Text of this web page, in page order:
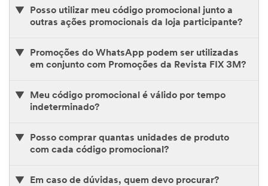
Posso utilizar meu código promocional junto a
outras ações promocionais da loja participante?
Promoções do WhatsApp podem ser utilizadas
em conjunto com Promoções da Revista FIX 3M?
Meu código promocional é válido por tempo
indeterminado?
Posso comprar quantas unidades de produto
com cada código promocional?
Em caso de dúvidas, quem devo procurar?